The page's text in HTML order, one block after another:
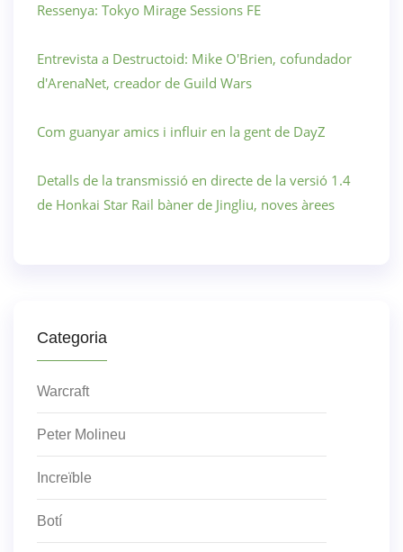
Ressenya: Tokyo Mirage Sessions FE
Entrevista a Destructoid: Mike O'Brien, cofundador
d'ArenaNet, creador de Guild Wars
Com guanyar amics i influir en la gent de DayZ
Detalls de la transmissió en directe de la versió 1.4
de Honkai Star Rail bàner de Jingliu, noves àrees
Categoria
Warcraft
Peter Molineu
Increïble
Botí